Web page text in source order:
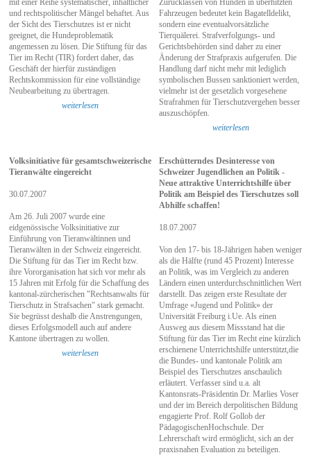
und rechtspolitischer Mängel behaftet. Aus
der Sicht des Tierschutzes ist er nicht
geeignet, die Hundeproblematik
angemessen zu lösen. Die Stiftung für das
Tier im Recht (TIR) fordert daher, das
Geschäft der hierfür zuständigen
Rechtskommission für eine vollständige
Neubearbeitung zu übertragen.
weiterlesen
Fahrzeugen bedeutet kein Bagatelldelikt,
sondern eine eventualvorsätzliche
Tierquälerei. Strafverfolgungs- und
Gerichtsbehörden sind daher zu einer
Änderung der Strafpraxis aufgerufen. Die
Handlung darf nicht mehr mit lediglich
symbolischen Bussen sanktioniert werden,
vielmehr ist der gesetzlich vorgesehene
Strafrahmen für Tierschutzvergehen besser
auszuschöpfen.
weiterlesen
Volksinitiative für gesamtschweizerische
Tieranwälte eingereicht
30.07.2007
Am 26. Juli 2007 wurde eine
eidgenössische Volksinitiative zur
Einführung von Tieranwältinnen und
Tieranwälten in der Schweiz eingereicht.
Die Stiftung für das Tier im Recht bzw.
ihre Vororganisation hat sich vor mehr als
15 Jahren mit Erfolg für die Schaffung des
kantonal-zürcherischen "Rechtsanwalts für
Tierschutz in Strafsachen" stark gemacht.
Sie begrüsst deshalb die Anstrengungen,
dieses Erfolgsmodell auch auf andere
Kantone übertragen zu wollen.
weiterlesen
Erschütterndes Desinteresse von
Schweizer Jugendlichen an Politik -
Neue attraktive Unterrichtshilfe über
Politik am Beispiel des Tierschutzes soll
Abhilfe schaffen!
18.07.2007
Von den 17- bis 18-Jährigen haben weniger
als die Hälfte (rund 45 Prozent) Interesse
an Politik, was im Vergleich zu anderen
Ländern einen unterdurchschnittlichen Wert
darstellt. Das zeigen erste Resultate der
Umfrage «Jugend und Politik» der
Universität Freiburg i.Ue. Als einen
Ausweg aus diesem Missstand hat die
Stiftung für das Tier im Recht eine kürzlich
erschienene Unterrichtshilfe unterstützt,die
die Bundes- und kantonale Politik am
Beispiel des Tierschutzes anschaulich
erläutert. Verfasser sind u.a. alt
Kantonsrats-Präsidentin Dr. Marlies Voser
und der im Bereich derpolitischen Bildung
engagierte Prof. Rolf Gollob der
PädagogischenHochschule. Der
Lehrerschaft wird ermöglicht, sich an der
praxisnahen Evaluation zu beteiligen.